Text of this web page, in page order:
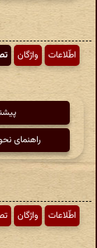
اطّلاعات واژگان
راهنمای
اطّلاعات واژگان